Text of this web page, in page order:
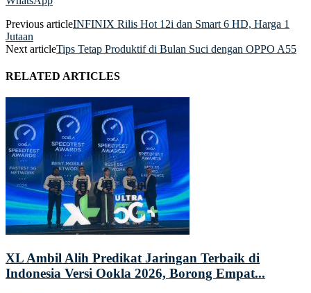
Previous articleINFINIX Rilis Hot 12i dan Smart 6 HD, Harga 1
Jutaan
Next articleTips Tetap Produktif di Bulan Suci dengan OPPO A55
RELATED ARTICLES
XL Ambil Alih Predikat Jaringan Terbaik di
Indonesia Versi Ookla 2026, Borong Empat...